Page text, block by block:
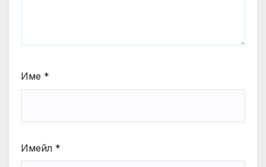
Име *
Имейл *